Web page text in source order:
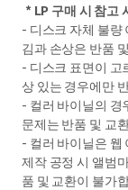
* LP 구매 시 참고
- 디스크 자체 불량
김과 손상은 반품
- 디스크 표면이 고
상 있는 경우에만
- 컬러 바이닐의 경
문제는 반품 및 교
- 컬러 바이닐은 웹
제작 공정 시 앨범
품 및 교환이 불가